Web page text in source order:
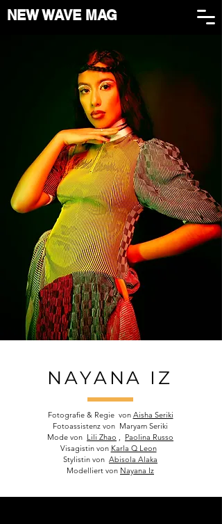
NEW WAVE MAG
NAYANA IZ
Fotografie & Regie von Aisha Seriki
Fotoassistenz von Maryam Seriki
Mode von Lili Zhao , Paolina Russo
Visagistin von Karla Q Leon
Stylistin von Abisola Alaka
Modelliert von Nayana Iz